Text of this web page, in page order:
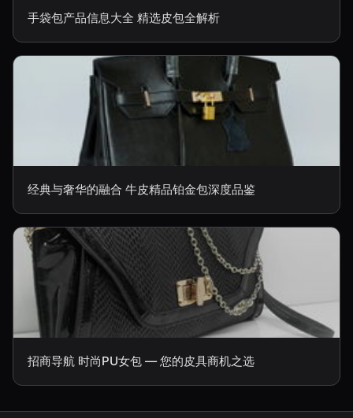
手袋包产品信息大全 精选皮包全解析
经典与奢华的融合 牛皮精品铂金包深度品鉴
招商导航 时尚PU女包 — 您的皮具商机之选